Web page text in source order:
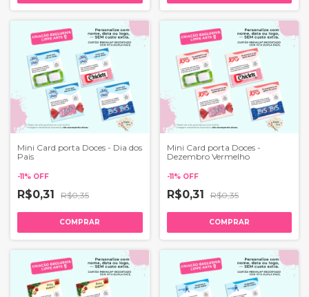
Mini Card porta Doces - Dia dos
Pais
-11 % OFF
R$0,31 R$0,35
COMPRAR
Mini Card porta Doces -
Dezembro Vermelho
-11 % OFF
R$0,31 R$0,35
COMPRAR